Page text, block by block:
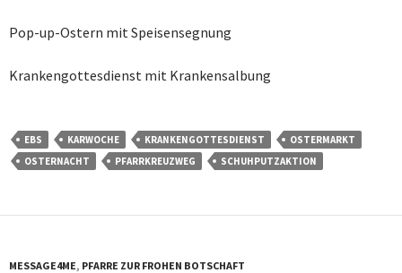
Pop-up-Ostern mit Speisensegnung
Krankengottesdienst mit Krankensalbung
EBS KARWOCHE KRANKENGOTTESDIENST
OSTERMARKT
OSTERNACHT
PFARRKREUZWEG SCHUHPUTZAKTION
MESSAGE4ME, PFARRE ZUR FROHEN BOTSCHAFT